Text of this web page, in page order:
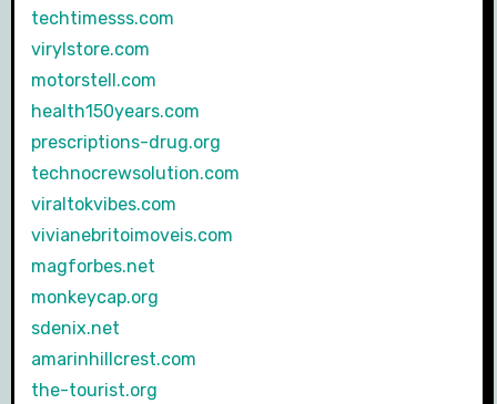
techtimesss.com
virylstore.com
motorstell.com
health150years.com
prescriptions-drug.org
technocrewsolution.com
viraltokvibes.com
vivianebritoimoveis.com
magforbes.net
monkeycap.org
sdenix.net
amarinhillcrest.com
the-tourist.org